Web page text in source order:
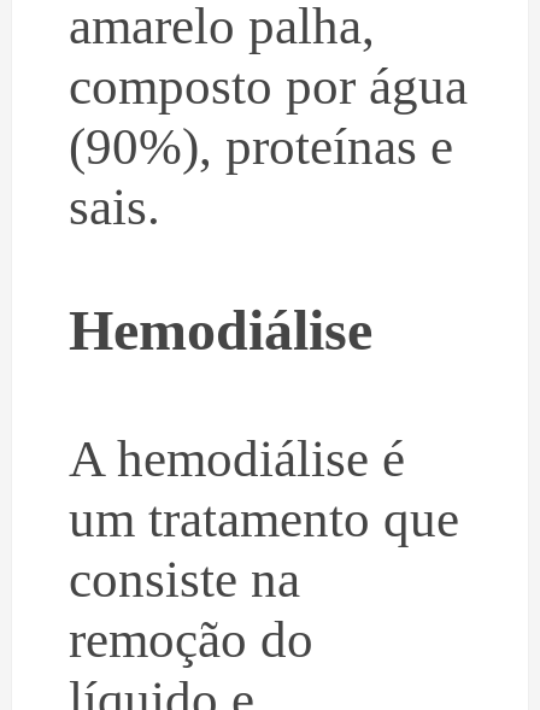
amarelo palha,
composto por água
(90%), proteínas e
sais.
Hemodiálise
A hemodiálise é
um tratamento que
consiste na
remoção do